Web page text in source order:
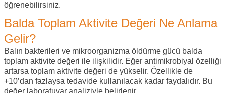
öğrenebilirsiniz.
Balda Toplam Aktivite Değeri Ne Anlama
Gelir?
Balın bakterileri ve mikroorganizma öldürme gücü balda
toplam aktivite değeri ile ilişkilidir. Eğer antimikrobiyal özelliği
artarsa toplam aktivite değeri de yükselir. Özellikle de
+10’dan fazlaysa tedavide kullanılacak kadar faydalıdır. Bu
değer laboratuvar analiziyle belirlenir.